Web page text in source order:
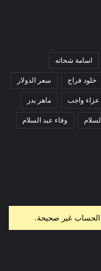
اسامة شحاته
خلود فراج سعر الدولار
عزاء واجب ماهر بدر
وفاء عبد السلام
الحساب غير صحيحة.